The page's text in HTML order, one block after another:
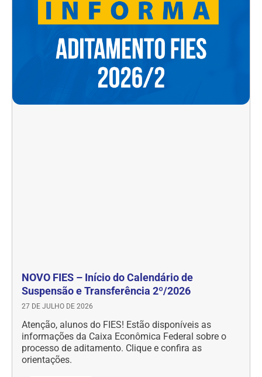
NOVO FIES – Início do Calendário de
Suspensão e Transferência 2º/2026
27 DE JULHO DE 2026
Atenção, alunos do FIES! Estão disponíveis as
informações da Caixa Econômica Federal sobre o
processo de aditamento. Clique e confira as
orientações.